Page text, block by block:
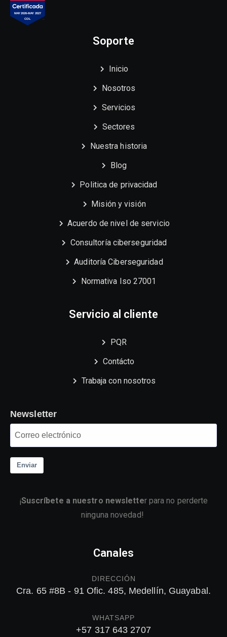
Soporte
Inicio
Nosotros
Servicios
Sectores
Nuestra historia
Blog
Politica de privacidad
Misión y visión
Acuerdo de nivel de servicio
Consultoría ciberseguridad
Auditoría Ciberseguridad
Normativa Iso 27001
Servicio al cliente
PQR
Contácto
Trabaja con nosotros
Newsletter
Enviar
¡Suscríbete a nuestro newsletter para no perderte
ninguna novedad!
Canales
DIRECCIÓN
Cra. 65 #8B - 91 Ofic. 485, Medellín, Guayabal.
WHATSAPP
+57 317 643 2707